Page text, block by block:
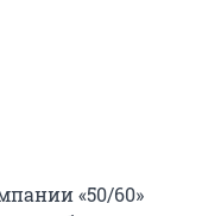
«50/60»